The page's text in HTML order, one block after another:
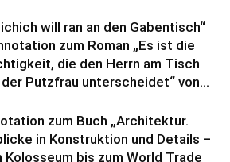
will ran an den Gabentisch“
zum Roman „Es ist die
die den Herrn am Tisch
Putzfrau unterscheidet“ von...
zum Buch „Architektur.
in Konstruktion und Details –
Kolosseum bis zum World Trade